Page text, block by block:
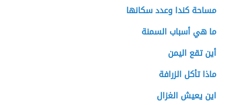
مساحة كندا وعدد سكانها
ما هي أسباب السمنة
أين تقع اليمن
ماذا تأكل الزرافة
اين يعيش الغزال